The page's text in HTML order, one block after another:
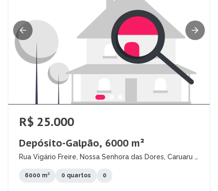
R$ 25.000
Depósito-Galpão, 6000 m²
Rua Vigário Freire, Nossa Senhora das Dores, Caruaru -
6000 m² 0 quartos 0